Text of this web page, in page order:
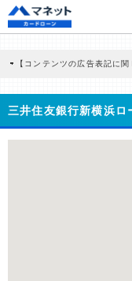
【コンテンツの広告表記に関
商品を根拠なくPRするもので
どに基づき、公平性を担保し
>提携企業一覧
三井住友銀行新横浜ロ